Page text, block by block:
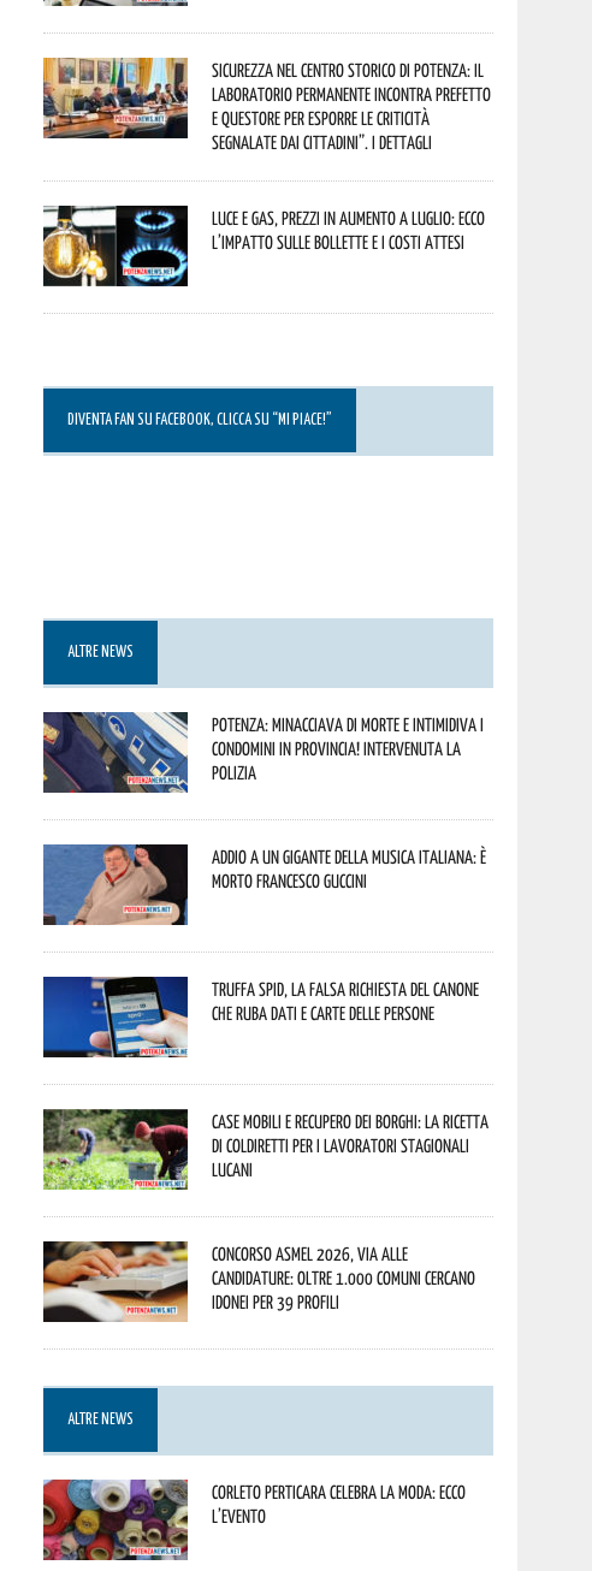
Sicurezza nel Centro Storico di Potenza: il
Laboratorio Permanente incontra Prefetto
e Questore per esporre le criticità
segnalate dai cittadini”. I dettagli
Luce e gas, prezzi in aumento a luglio: ecco
l’impatto sulle bollette e i costi attesi
DIVENTA FAN SU FACEBOOK, CLICCA SU “MI PIACE!”
ALTRE NEWS
Potenza: minacciava di morte e intimidiva i
condomini in provincia! Intervenuta la
Polizia
Addio a un gigante della musica italiana: è
morto Francesco Guccini
Truffa Spid, la falsa richiesta del canone
che ruba dati e carte delle persone
Case mobili e recupero dei borghi: la ricetta
di Coldiretti per i lavoratori stagionali
lucani
Concorso Asmel 2026, via alle
candidature: oltre 1.000 Comuni cercano
idonei per 39 profili
ALTRE NEWS
Corleto Perticara celebra la moda: ecco
l’evento